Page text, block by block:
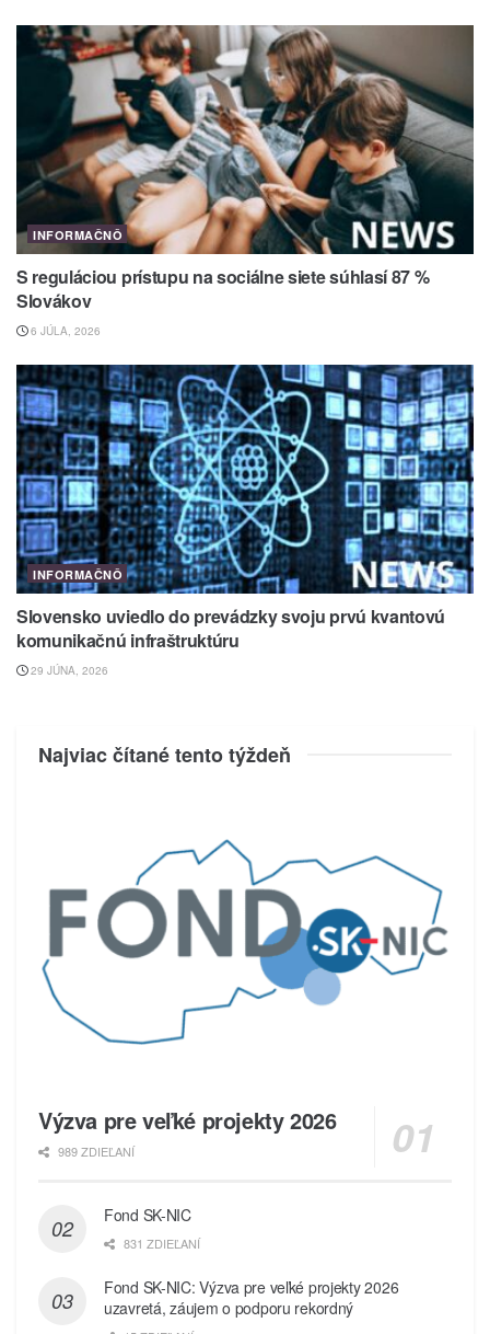
INFORMAČNÔ
S reguláciou prístupu na sociálne siete súhlasí 87 %
Slovákov
6 JÚLA, 2026
INFORMAČNÔ
Slovensko uviedlo do prevádzky svoju prvú kvantovú
komunikačnú infraštruktúru
29 JÚNA, 2026
Najviac čítané tento týždeň
Výzva pre veľké projekty 2026
989 ZDIEĽANÍ
Fond SK-NIC
831 ZDIEĽANÍ
Fond SK-NIC: Výzva pre veľké projekty 2026
uzavretá, záujem o podporu rekordný